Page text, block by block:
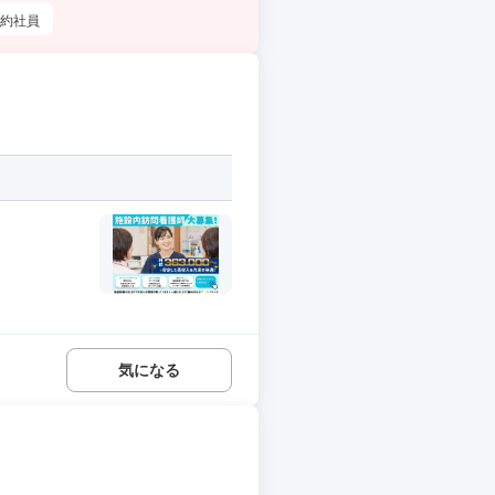
社員
気になる